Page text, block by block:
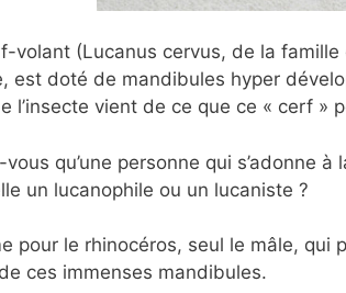
volant (Lucanus cervus, de la famille
est doté de mandibules hyper
l’insecte vient de ce que ce « cerf »
vous qu’une personne qui s’adonne
un lucanophile ou un lucaniste ?
pour le rhinocéros, seul le mâle, qui
ces immenses mandibules.